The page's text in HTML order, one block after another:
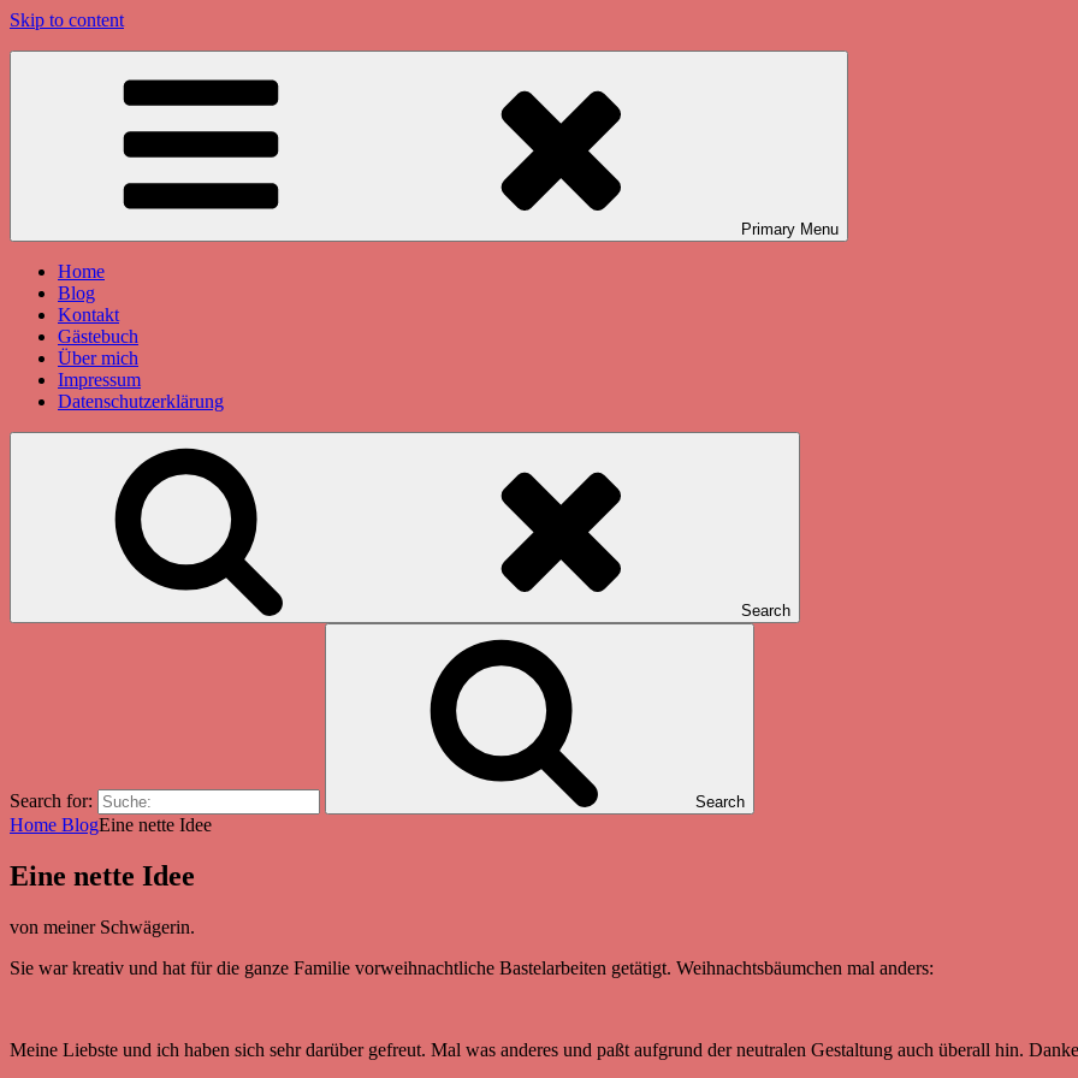
Skip to content
Primary Menu
Home
Blog
Kontakt
Gästebuch
Über mich
Impressum
Datenschutzerklärung
Search
Search for: Search
Home BlogEine nette Idee
Eine nette Idee
von meiner Schwägerin.
Sie war kreativ und hat für die ganze Familie vorweihnachtliche Bastelarbeiten getätigt. Weihnachtsbäumchen mal anders:
Meine Liebste und ich haben sich sehr darüber gefreut. Mal was anderes und paßt aufgrund der neutralen Gestaltung auch überall hin.